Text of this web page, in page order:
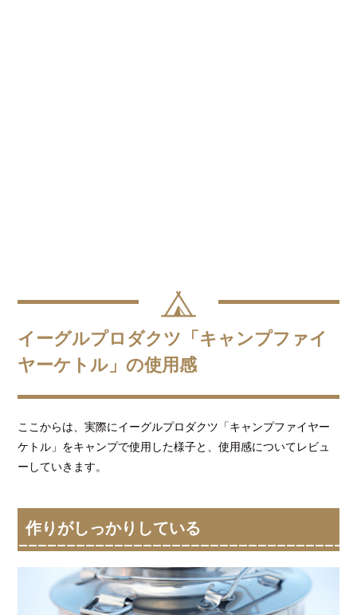
イーグルプロダクツ「キャンプファイ
ヤーケトル」の使用感
ここからは、実際にイーグルプロダクツ「キャンプファイヤー
ケトル」をキャンプで使用した様子と、使用感についてレビュ
ーしていきます。
作りがしっかりしている